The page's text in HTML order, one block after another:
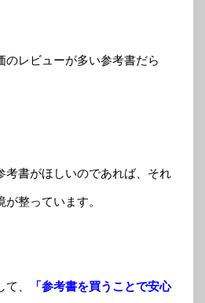
のレビューが多い参考書だら
考書がほしいのであれば、それ
整っています。
、 「参考書を買うことで安心